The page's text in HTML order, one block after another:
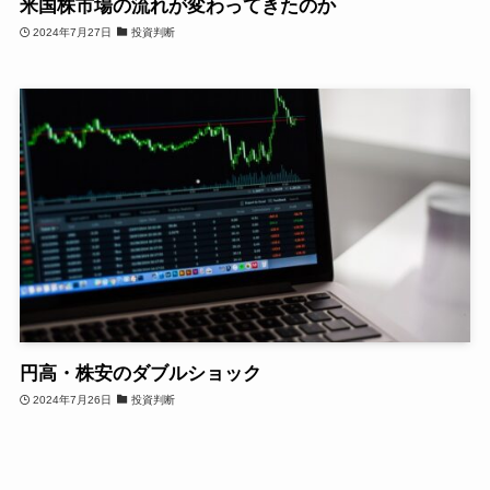
米国株市場の流れが変わってきたのか
2024年7月27日 投資判断
円高・株安のダブルショック
2024年7月26日 投資判断